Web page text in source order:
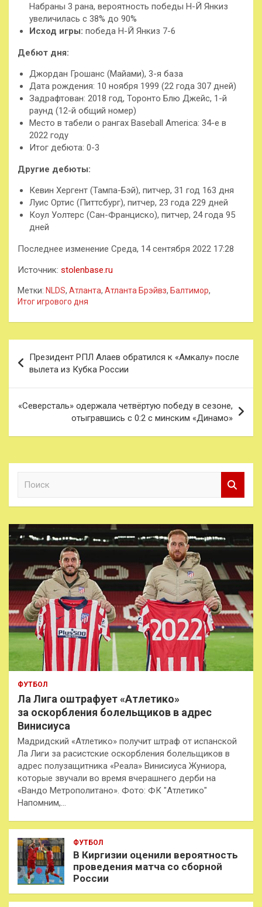
Набраны 3 рана, вероятность победы Н-Й Янкиз
увеличилась с 38% до 90%
Исход игры: победа Н-Й Янкиз 7-6
Дебют дня:
Джордан Грошанс (Майами), 3-я база
Дата рождения: 10 ноября 1999 (22 года 307 дней)
Задрафтован: 2018 год, Торонто Блю Джейс, 1-й
раунд (12-й общий номер)
Место в табели о рангах Baseball America: 34-е в
2022 году
Итог дебюта: 0-3
Другие дебюты:
Кевин Хергент (Тампа-Бэй), питчер, 31 год 163 дня
Луис Ортис (Питтсбург), питчер, 23 года 229 дней
Коул Уолтерс (Сан-Франциско), питчер, 24 года 95
дней
Последнее изменение Среда, 14 сентября 2022 17:28
Источник: stolenbase.ru
Метки: NLDS, Атланта, Атланта Брэйвз, Балтимор,
Итог игрового дня
по
записям
Президент РПЛ Алаев обратился к «Амкалу» после
вылета из Кубка России
«Северсталь» одержала четвёртую победу в сезоне,
отыгравшись с 0:2 с минским «Динамо»
к
ФУТБОЛ
Ла Лига оштрафует «Атлетико»
за оскорбления болельщиков в адрес
Винисиуса
Мадридский «Атлетико» получит штраф от испанской
Ла Лиги за расистские оскорбления болельщиков в
адрес полузащитника «Реала» Винисиуса Жуниора,
которые звучали во время вчерашнего дерби на
«Вандо Метрополитано». Фото: ФК "Атлетико"
Напомним,…
ФУТБОЛ
В Киргизии оценили вероятность
проведения матча со сборной
России